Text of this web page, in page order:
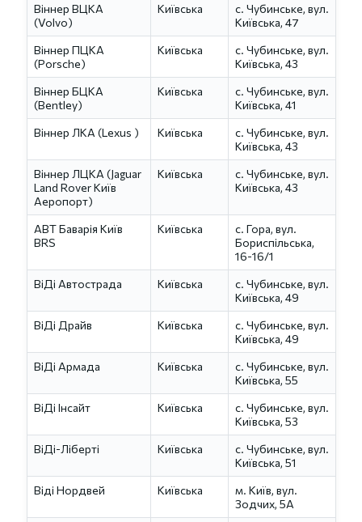
Віннер ВЦКА
(Volvo)
Київська
с. Чубинське, вул.
Київська, 47
Віннер ПЦКА
(Porsche)
Київська
с. Чубинське, вул.
Київська, 43
Віннер БЦКА
(Bentley)
Київська
с. Чубинське, вул.
Київська, 41
Віннер ЛКА (Lexus )
Київська
с. Чубинське, вул.
Київська, 43
Віннер ЛЦКА (Jaguar
Land Rover Київ
Аеропорт)
Київська
с. Чубинське, вул.
Київська, 43
АВТ Баварія Київ
BRS
Київська
с. Гора, вул.
Бориспільська,
16-16/1
ВіДі Автострада
Київська
с. Чубинське, вул.
Київська, 49
ВіДі Драйв
Київська
с. Чубинське, вул.
Київська, 49
ВіДі Армада
Київська
с. Чубинське, вул.
Київська, 55
ВіДі Інсайт
Київська
с. Чубинське, вул.
Київська, 53
ВіДі-Ліберті
Київська
с. Чубинське, вул.
Київська, 51
Віді Нордвей
Київська
м. Київ, вул.
Зодчих, 5А